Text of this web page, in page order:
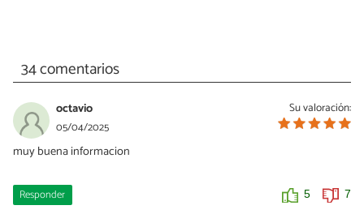
34 comentarios
Su valoración:
octavio
05/04/2025
muy buena informacion
Responder 5 7